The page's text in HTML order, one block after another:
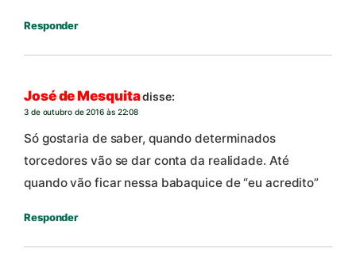
Responder
José de Mesquitadisse:
3 de outubro de 2016 às 22:08
Só gostaria de saber, quando determinados
torcedores vão se dar conta da realidade. Até
quando vão ficar nessa babaquice de “eu acredito”
Responder